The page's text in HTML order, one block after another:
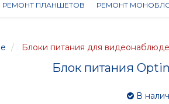
РЕМОНТ ПЛАНШЕТОВ РЕМОНТ
Блоки питания для
Блок питания
В